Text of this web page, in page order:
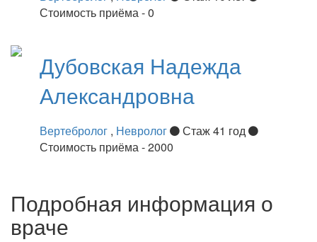
Стоимость приёма - 0
Дубовская Надежда
Александровна
Вертебролог , Невролог
Стаж 41 год
Стоимость приёма - 2000
Подробная информация о
враче